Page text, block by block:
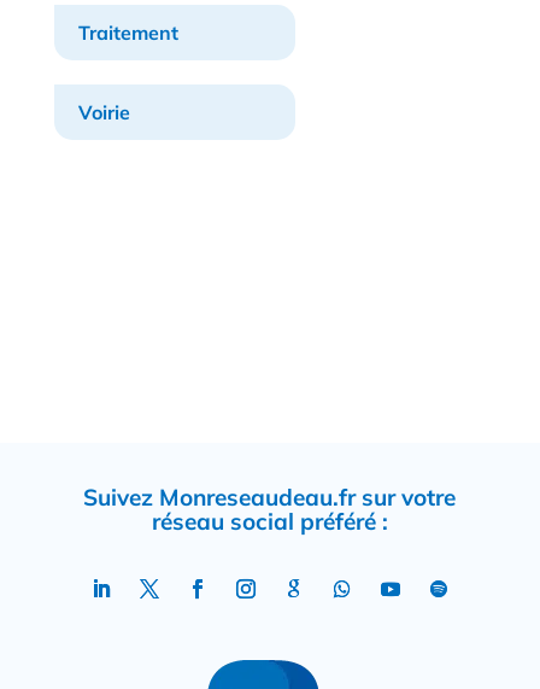
Traitement
Voirie
Suivez Monreseaudeau.fr sur votre
réseau social préféré :